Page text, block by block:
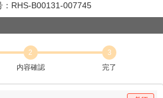
：RHS-B00131-007745
2
内容確認
3
完了